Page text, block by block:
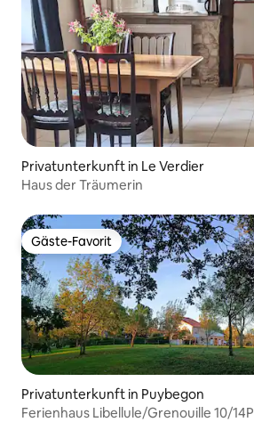
Privatunterkunft in Le Verdier
Haus der Träumerin
Gäste-Favorit
Gäste-Favorit
Privatunterkunft in Puybegon
Ferienhaus Libellule/Grenouille 10/14P